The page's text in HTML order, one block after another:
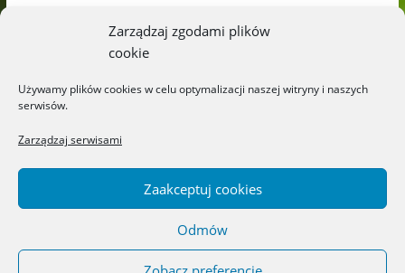
Zarządzaj zgodami plików
cookie
Używamy plików cookies w celu optymalizacji naszej witryny i naszych
serwisów.
Zarządzaj serwisami
Zaakceptuj cookies
Odmów
Blog o książkach dla dzieci i młodzieży –
recenzje i rekomendacje. All rights reserved.